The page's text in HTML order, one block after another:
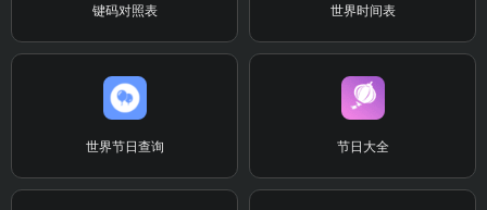
键码对照表 世界时间表
世界节日查询 节日大全